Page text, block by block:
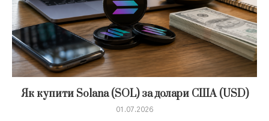
Як купити Solana (SOL) за долари США (USD)
01.07.2026